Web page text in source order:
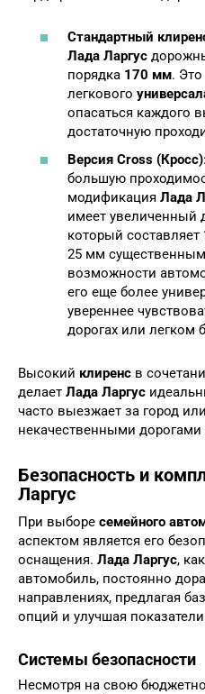
Стандартный
Лада Ларгус
порядка 170 мм.
легкового
опасаться каждого
достаточную
Версия Cross (Кросс)
большую
модификация Лада
имеет увеличенный
который составляет
25 мм
возможности
его еще более
увереннее
дорогах или легком
Высокий клиренс в
делает Лада Ларгус
часто выезжает за город
некачественными
Безопасность и
Ларгус
При выборе семейного
аспектом является его
оснащения. Лада Ларгус,
автомобиль, постоянно
направлениях, предлагая
опций и улучшая
Системы безопасности
Несмотря на свою